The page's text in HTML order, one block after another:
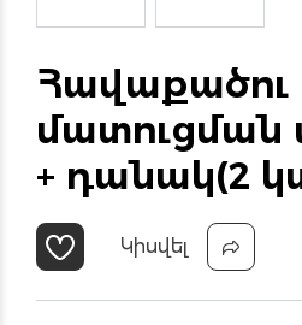
+ դանակ(2
Կիսվել